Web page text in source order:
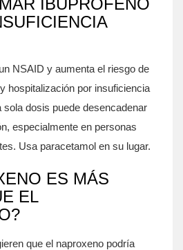
IBUPROFENO
NSAID y aumenta el riesgo de
hospitalización por insuficiencia
dosis puede desencadenar
especialmente en personas
Usa paracetamol en su lugar.
ES MÁS
EL
que el naproxeno podría